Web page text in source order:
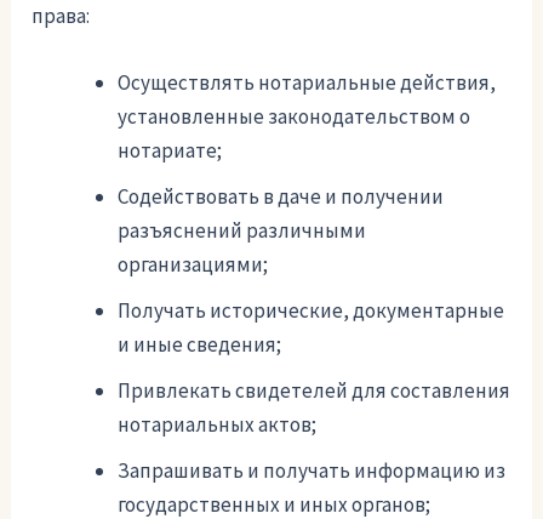
права:
Осуществлять нотариальные действия,
установленные законодательством о
нотариате;
Содействовать в даче и получении
разъяснений различными
организациями;
Получать исторические, документарные
и иные сведения;
Привлекать свидетелей для составления
нотариальных актов;
Запрашивать и получать информацию из
государственных и иных органов;